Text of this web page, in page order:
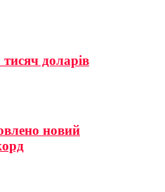
доларів
новий